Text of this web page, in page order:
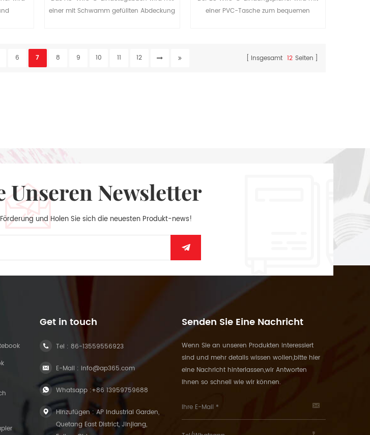
einer mit Schwamm gefüllten Abdeckung
geschäftlichen Gebrauch geeignet.
einer PVC-Tasche zum bequemen
6 7 8 9 10 11 12 Insgesamt 12 Seiten
Unseren Newsletter
und Holen Sie sich die neuesten Produkt-news!
Get in touch
Tel :86-13559556923
E-Mail : info@ap365.com
Whatsapp :+86 13959759688
Hinzufügen : AP Industrial Garden,
Quetang East District, Jinjiang,
Senden Sie Eine Nachricht
Wenn Sie an unseren Produkten interessiert
sind und mehr details wissen wollen,bitte hier
eine Nachricht hinterlassen,wir Antworten
Ihnen so schnell wie wir können.